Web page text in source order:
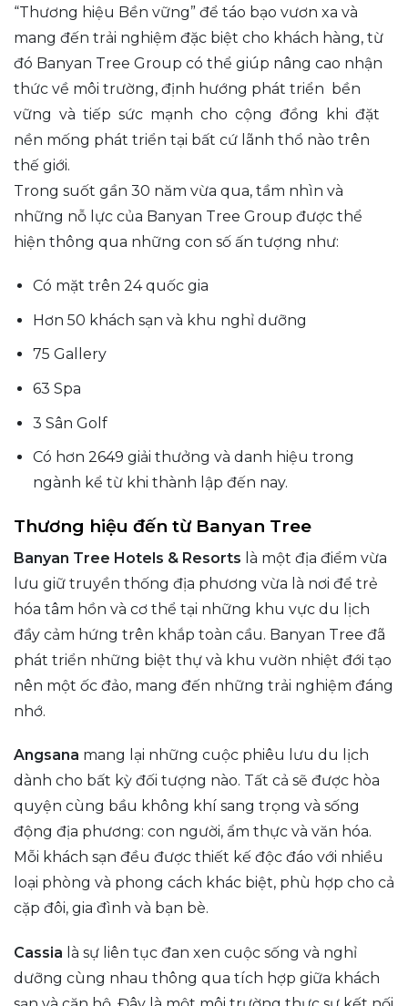
“Thương hiệu Bền vững” để táo bạo vươn xa và
mang đến trải nghiệm đặc biệt cho khách hàng, từ
đó Banyan Tree Group có thể giúp nâng cao nhận
thức về môi trường, định hướng phát triển bền
vững và tiếp sức mạnh cho cộng đồng khi đặt
nền mống phát triển tại bất cứ lãnh thổ nào trên
thế giới.
Trong suốt gần 30 năm vừa qua, tầm nhìn và
những nỗ lực của Banyan Tree Group được thể
hiện thông qua những con số ấn tượng như:
Có mặt trên 24 quốc gia
Hơn 50 khách sạn và khu nghỉ dưỡng
75 Gallery
63 Spa
3 Sân Golf
Có hơn 2649 giải thưởng và danh hiệu trong
ngành kể từ khi thành lập đến nay.
Thương hiệu đến từ Banyan Tree
Banyan Tree Hotels & Resorts là một địa điểm vừa
lưu giữ truyền thống địa phương vừa là nơi để trẻ
hóa tâm hồn và cơ thể tại những khu vực du lịch
đầy cảm hứng trên khắp toàn cầu. Banyan Tree đã
phát triển những biệt thự và khu vườn nhiệt đới tạo
nên một ốc đảo, mang đến những trải nghiệm đáng
nhớ.
Angsana mang lại những cuộc phiêu lưu du lịch
dành cho bất kỳ đối tượng nào. Tất cả sẽ được hòa
quyện cùng bầu không khí sang trọng và sống
động địa phương: con người, ẩm thực và văn hóa.
Mỗi khách sạn đều được thiết kế độc đáo với nhiều
loại phòng và phong cách khác biệt, phù hợp cho cả
cặp đôi, gia đình và bạn bè.
Cassia là sự liên tục đan xen cuộc sống và nghỉ
dưỡng cùng nhau thông qua tích hợp giữa khách